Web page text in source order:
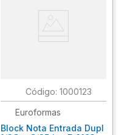
: 1000123
Euroformas
Block Nota Entrada Dupl